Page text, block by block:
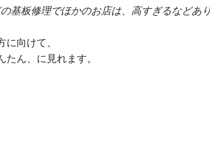
基板修理でほかのお店は、高すぎるなどあ
向けて、
ん、に見れます。